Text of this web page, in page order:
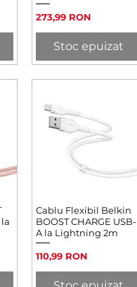
Preț
273,99 RON
Stoc epuizat
la
Afișare rapidă
Cablu Flexibil Belkin
BOOST CHARGE USB-
A la Lightning 2m
Preț
110,99 RON